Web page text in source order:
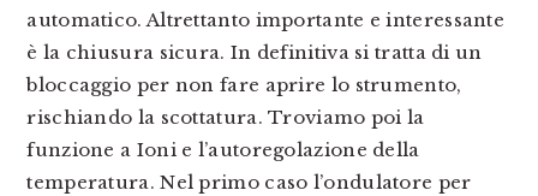
automatico. Altrettanto importante e interessante
è la chiusura sicura. In definitiva si tratta di un
bloccaggio per non fare aprire lo strumento,
rischiando la scottatura. Troviamo poi la
funzione a Ioni e l’autoregolazione della
temperatura. Nel primo caso l’ondulatore per